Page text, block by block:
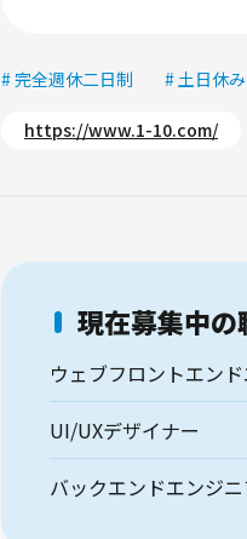
# 完全週休二日制 # 土日休み
https://www.1-10.com/
現在募集中の
ウェブフロントエン
UI/UXデザイナー
バックエンドエンジ